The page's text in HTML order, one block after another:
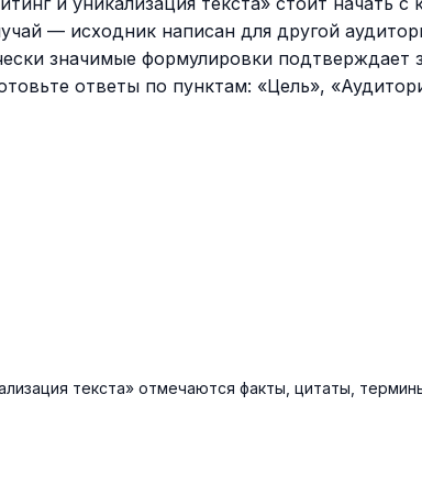
— исходник написан для другой
значимые формулировки подтверждает
ответы по пунктам: «Цель»,
текста» отмечаются факты, цитаты,